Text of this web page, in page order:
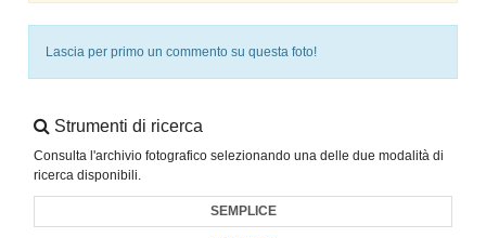
Lascia per primo un commento su questa foto!
Strumenti di ricerca
Consulta l'archivio fotografico selezionando una delle due modalità di
ricerca disponibili.
SEMPLICE